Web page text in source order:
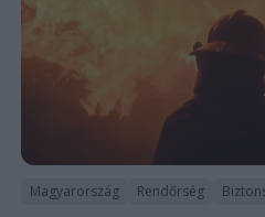
Magyarország Rendőrség